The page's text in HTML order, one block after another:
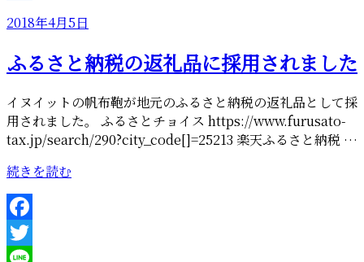
ト
ー
の
Link
投
日:
2018年4月5日
ふるさと納税の返礼品に採用されました
イヌイットの帆布鞄が地元のふるさと納税の返礼品として採
用されました。 ふるさとチョイス https://www.furusato-
tax.jp/search/290?city_code[]=25213 楽天ふるさと納税 …
“ふ
る
さ
と
納
続きを読む
Facebook